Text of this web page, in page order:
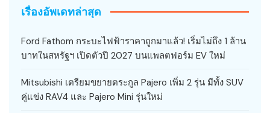
เรื่องอัพเดทล่าสุด
Ford Fathom กระบะไฟฟ้าราคาถูกมาแล้ว! เริ่มไม่ถึง 1 ล้าน
บาทในสหรัฐฯ เปิดตัวปี 2027 บนแพลตฟอร์ม EV ใหม่
Mitsubishi เตรียมขยายตระกูล Pajero เพิ่ม 2 รุ่น มีทั้ง SUV
คู่แข่ง RAV4 และ Pajero Mini รุ่นใหม่